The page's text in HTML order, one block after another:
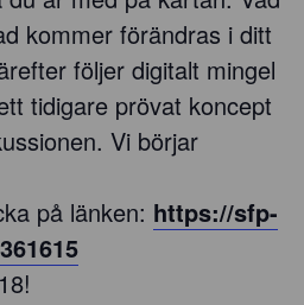
kommer förändras i ditt
följer digitalt mingel
tidigare prövat koncept
Vi börjar
på länken: https://sfp-